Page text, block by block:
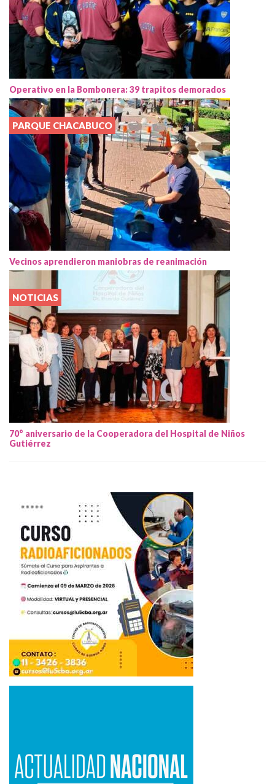
Operativo en la Bombonera: 39 trapitos demorados
PARQUE CHACABUCO
Vecinos aprendieron maniobras de reanimación
NOTICIAS
70° aniversario de la Cooperadora del Hospital de Niños
Gutiérrez